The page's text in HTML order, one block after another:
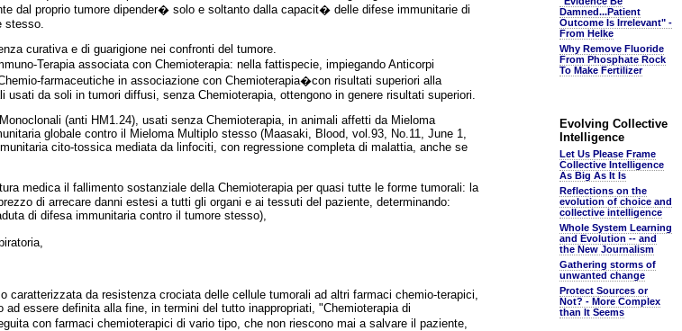
dal proprio tumore dipender� solo e soltanto dalla capacit� delle difese immunitarie di
stesso.
curativa e di guarigione nei confronti del tumore.
Terapia associata con Chemioterapia: nella fattispecie, impiegando Anticorpi
farmaceutiche in associazione con Chemioterapia�con risultati superiori alla
da soli in tumori diffusi, senza Chemioterapia, ottengono in genere risultati superiori.
(anti HM1.24), usati senza Chemioterapia, in animali affetti da Mieloma
globale contro il Mieloma Multiplo stesso (Maasaki, Blood, vol.93, No.11, June 1,
cito-tossica mediata da linfociti, con regressione completa di malattia, anche se
medica il fallimento sostanziale della Chemioterapia per quasi tutte le forme tumorali: la
di arrecare danni estesi a tutti gli organi e ai tessuti del paziente, determinando:
di difesa immunitaria contro il tumore stesso),
da resistenza crociata delle cellule tumorali ad altri farmaci chemio-terapici,
essere definita alla fine, in termini del tutto inappropriati, "Chemioterapia di
con farmaci chemioterapici di vario tipo, che non riescono mai a salvare il paziente,
Damned...Patient
Outcome Is Irrelevant" -
From Helke
Why Remove Fluoride
From Phosphate Rock
To Make Fertilizer
Evolving Collective
Intelligence
Let Us Please Frame
Collective Intelligence
As Big As It Is
Reflections on the
evolution of choice and
collective intelligence
Whole System Learning
and Evolution -- and
the New Journalism
Gathering storms of
unwanted change
Protect Sources or
Not? - More Complex
than It Seems